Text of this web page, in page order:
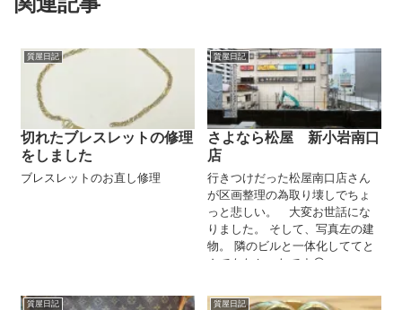
質屋日記
切れたブレスレットの修理
をしました
ブレスレットのお直し修理
質屋日記
さよなら松屋 新小岩南口
店
行きつけだった松屋南口店さん
が区画整理の為取り壊しでちょ
っと悲しい。 大変お世話にな
りました。 そして、写真左の建
物。 隣のビルと一体化しててと
んでもなかったです😂
質屋日記 質屋日記